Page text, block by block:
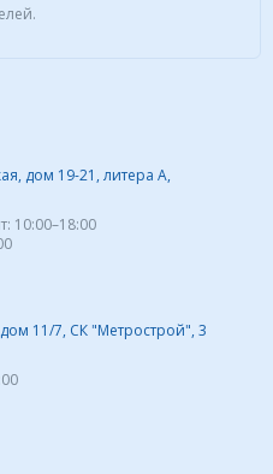
дом 19-21, литера А,
10:00–18:00
11/7, СК "Метрострой", 3